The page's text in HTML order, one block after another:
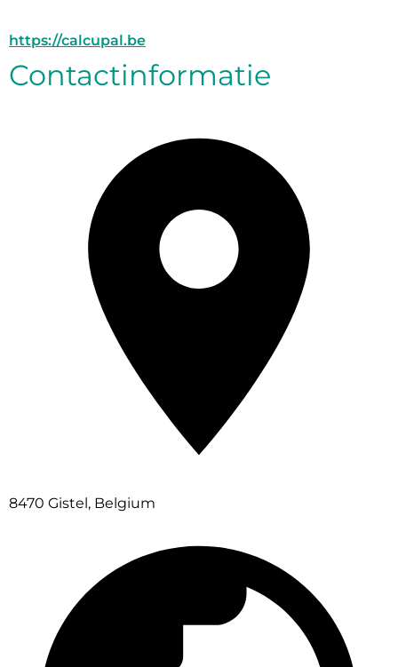
https://calcupal.be
Contactinformatie
8470 Gistel, Belgium